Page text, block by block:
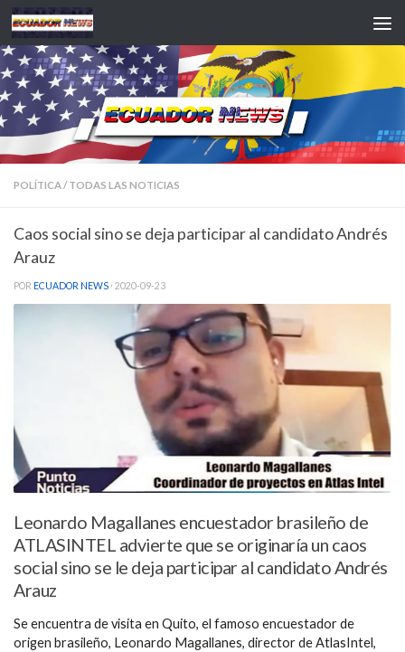
Saltar al contenido
POLÍTICA/ TODAS LAS NOTICIAS
Caos social sino se deja participar al candidato Andrés
Arauz
POR ECUADOR NEWS · 2020-09-23
Leonardo Magallanes encuestador brasileño de
ATLASINTEL advierte que se originaría un caos
social sino se le deja participar al candidato Andrés
Arauz
Se encuentra de visita en Quito, el famoso encuestador de
origen brasileño, Leonardo Magallanes, director de AtlasIntel,